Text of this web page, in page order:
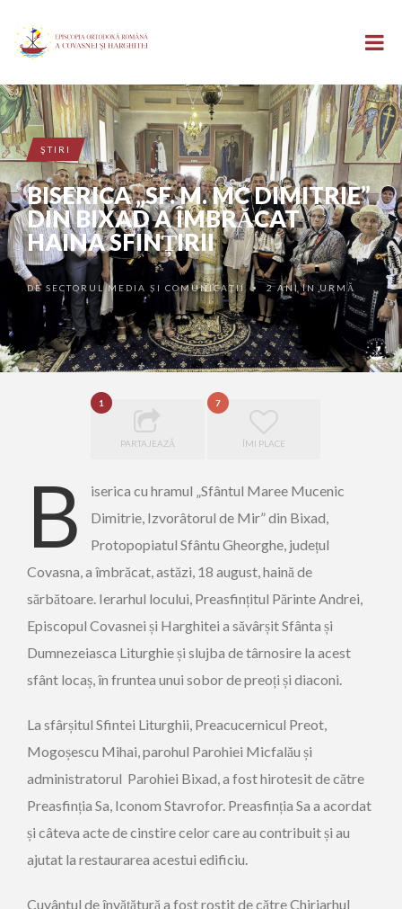
ŞTIRI
BISERICA „SF. M. MC DIMITRIE”
DIN BIXAD A ÎMBRĂCAT
HAINA SFINȚIRII
DE SECTORUL MEDIA ȘI COMUNICAȚII • 2 ANI ÎN URMĂ
1
PARTAJEAZĂ
7
ÎMI PLACE
B
iserica cu hramul „Sfântul Maree Mucenic
Dimitrie, Izvorâtorul de Mir” din Bixad,
Protopopiatul Sfântu Gheorghe, județul
Covasna, a îmbrăcat, astăzi, 18 august, haină de
sărbătoare. Ierarhul locului, Preasfințitul Părinte Andrei,
Episcopul Covasnei și Harghitei a săvârșit Sfânta și
Dumnezeiasca Liturghie și slujba de târnosire la acest
sfânt locaș, în fruntea unui sobor de preoți și diaconi.
La sfârșitul Sfintei Liturghii, Preacucernicul Preot,
Mogoșescu Mihai, parohul Parohiei Micfalău și
administratorul Parohiei Bixad, a fost hirotesit de către
Preasfinția Sa, Iconom Stavrofor. Preasfinția Sa a acordat
și câteva acte de cinstire celor care au contribuit și au
ajutat la restaurarea acestui edificiu.
Cuvântul de învățătură a fost rostit de către Chiriarhul